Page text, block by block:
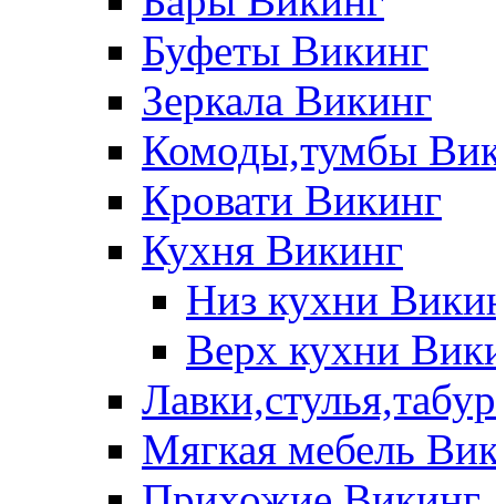
Буфеты Викинг
Зеркала Викинг
Комоды,тумбы
Кровати Викинг
Кухня Викинг
Низ кухни
Верх кухни
Мягкая мебель